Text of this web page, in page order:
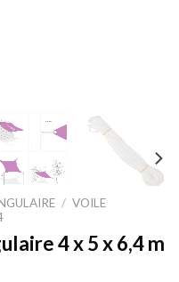
/ VOILE
4 x 5 x 6,4 m